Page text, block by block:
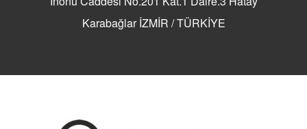
Eş Takibi Yaptıranlar
Özel Dedektifler Nasıl Tutulur?
Dedektif Günlük Ücret
Karabağlar İZMİR / TÜRKİYE